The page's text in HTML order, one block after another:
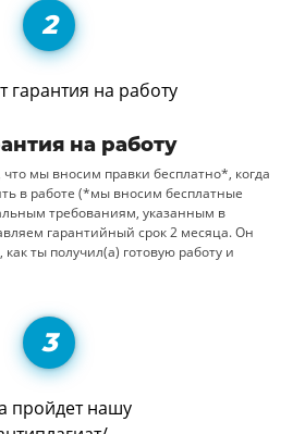
на работу
что мы вносим правки бесплатно*, когда
в работе (*мы вносим бесплатные
требованиям, указанным в
гарантийный срок 2 месяца. Он
ты получил(а) готовую работу и